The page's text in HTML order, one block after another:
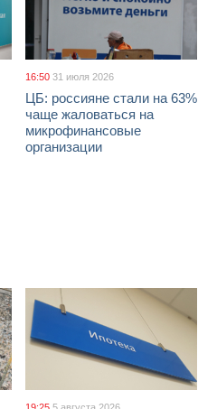
16:50 31 июля 2026
ЦБ: россияне стали на 63%
чаще жаловаться на
микрофинансовые
организации